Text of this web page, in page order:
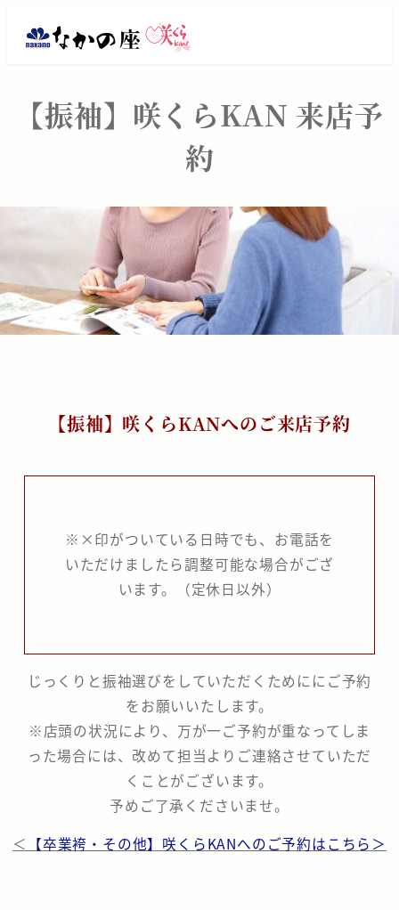
振
レ
ル・
ご
購
入
の
【振袖】咲くらKAN 来店予
約
【振袖】咲くらKANへのご来店予約
※×印がついている日時でも、お電話を
いただけましたら調整可能な場合がござ
います。（定休日以外）
じっくりと振袖選びをしていただくためににご予約
をお願いいたします。
※店頭の状況により、万が一ご予約が重なってしま
った場合には、改めて担当よりご連絡させていただ
くことがございます。
予めご了承くださいませ。
＜ 【卒業袴・その他】咲くらKANへのご予約はこちら＞